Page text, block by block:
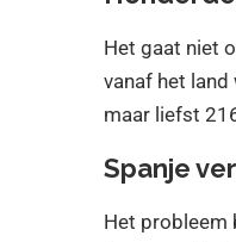
Het gaat niet
vanaf het land
maar liefst
Spanje
Het probleem